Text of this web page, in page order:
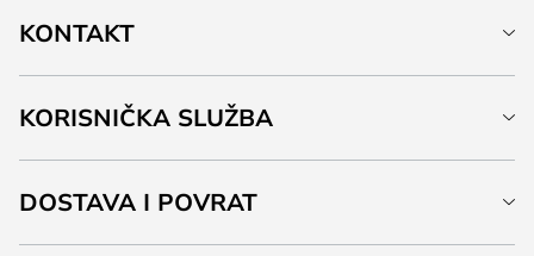
KONTAKT
KORISNIČKA SLUŽBA
DOSTAVA I POVRAT